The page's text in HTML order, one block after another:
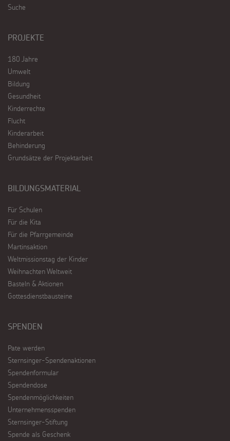
Suche
PROJEKTE
180 Jahre
Umwelt
Bildung
Gesundheit
Kinderrechte
Flucht
Kinderarbeit
Behinderung
Grundsätze der Projektarbeit
BILDUNGSMATERIAL
Für Schulen
Für die Kita
Für die Pfarrgemeinde
Martinsaktion
Weltmissionstag der Kinder
Weihnachten Weltweit
Basteln & Aktionen
Gottesdienstbausteine
SPENDEN
Pate werden
Sternsinger-Spendenaktionen
Spendenformular
Spendendose
Spendenmöglichkeiten
Unternehmensspenden
Sternsinger-Stiftung
Spende als Geschenk